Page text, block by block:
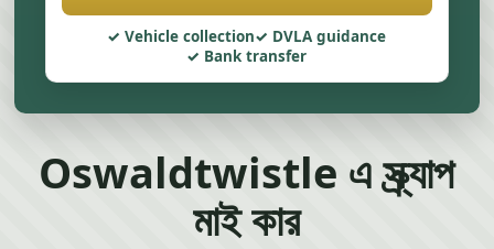
Vehicle collection
DVLA guidance
Bank transfer
Oswaldtwistle এ স্ক্র্যাপ
মাই কার